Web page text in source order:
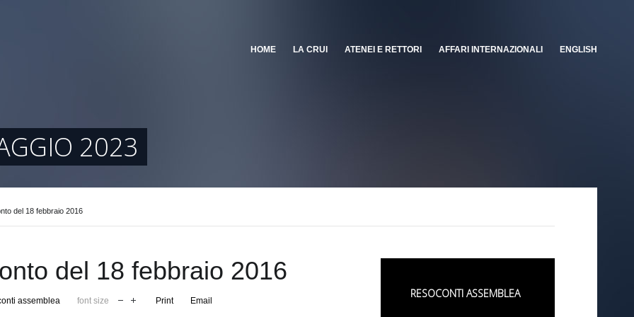
HOME LA CRUI ATENEI E RETTORI AFFARI INTERNAZIONALI ENGLISH
2023
del 18 febbraio 2016
del 18 febbraio 2016
assemblea font size Print Email
RESOCONTI ASSEMBLEA